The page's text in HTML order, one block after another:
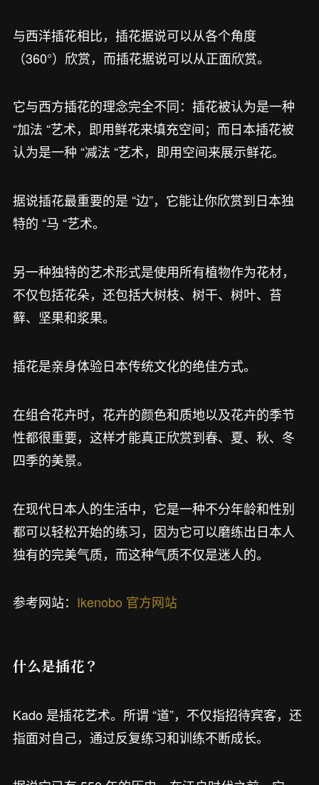
与西洋插花相比，插花据说可以从各个角度
（360°）欣赏，而插花据说可以从正面欣赏。
它与西方插花的理念完全不同：插花被认为是一种
“加法 “艺术，即用鲜花来填充空间；而日本插花被
认为是一种 “减法 “艺术，即用空间来展示鲜花。
据说插花最重要的是 “边”，它能让你欣赏到日本独
特的 “马 “艺术。
另一种独特的艺术形式是使用所有植物作为花材，
不仅包括花朵，还包括大树枝、树干、树叶、苔
藓、坚果和浆果。
插花是亲身体验日本传统文化的绝佳方式。
在组合花卉时，花卉的颜色和质地以及花卉的季节
性都很重要，这样才能真正欣赏到春、夏、秋、冬
四季的美景。
在现代日本人的生活中，它是一种不分年龄和性别
都可以轻松开始的练习，因为它可以磨练出日本人
独有的完美气质，而这种气质不仅是迷人的。
参考网站： Ikenobo 官方网站
什么是插花？
Kado 是插花艺术。所谓 “道”，不仅指招待宾客，还
指面对自己，通过反复练习和训练不断成长。